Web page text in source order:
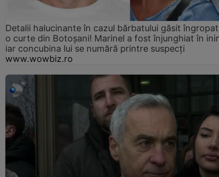
Detalii halucinante în cazul bărbatului găsit
o curte din Botoșani! Marinel a fost înjunghiat în
iar concubina lui se numără printre suspecți
www.wowbiz.ro